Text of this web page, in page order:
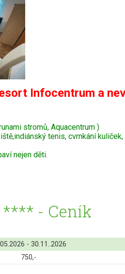
Infocentrum a
stromů, Aquacentrum )
tenis, cvrnkání
nejen děti.
- Ceník
- 30.11..2026
750,-